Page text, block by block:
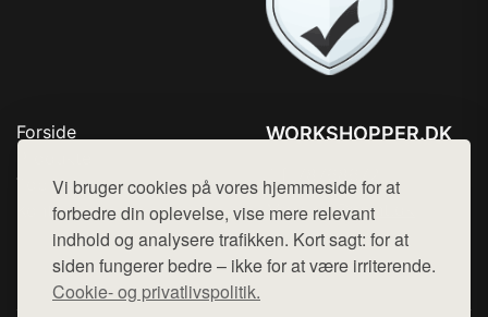
Vi bruger cookies på vores hjemmeside for at
forbedre din oplevelse, vise mere relevant
indhold og analysere trafikken. Kort sagt: for at
siden fungerer bedre – ikke for at være irriterende.
Cookie- og privatlivspolitik.
Forside
Top Rabatter
Kontakt
WORKSHOPPER.DK
Mail: hej@want.dk
Cookie- og privatlivspolitik